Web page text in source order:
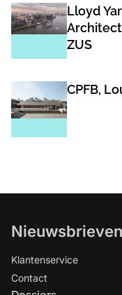
Lloyd
ZUS
CPFB,
Nieuwsbrieven
Klantenservice
Contact